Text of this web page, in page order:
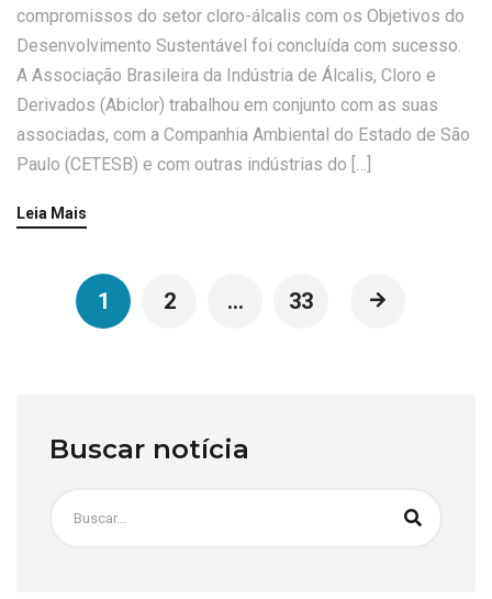
compromissos do setor cloro-álcalis com os Objetivos do
Desenvolvimento Sustentável foi concluída com sucesso.
A Associação Brasileira da Indústria de Álcalis, Cloro e
Derivados (Abiclor) trabalhou em conjunto com as suas
associadas, com a Companhia Ambiental do Estado de São
Paulo (CETESB) e com outras indústrias do […]
Leia Mais
1 2 … 33
Buscar notícia